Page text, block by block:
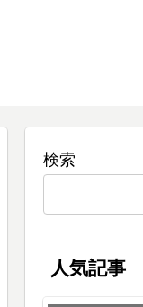
検索
人気記事